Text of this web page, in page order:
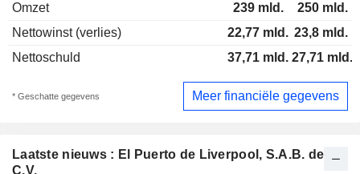
Laatste nieuws : El Puerto de Liverpool, S.A.B. de
C.V.
Omzet
239 mld.
250 mld.
Nettowinst (verlies)
22,77 mld. 23,8 mld.
Nettoschuld
37,71 mld. 27,71 mld.
* Geschatte gegevens Meer financiële gegevens